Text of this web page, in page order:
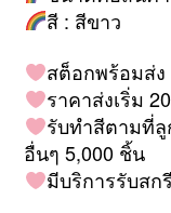
สี : สีขาว
สต็อกพร้อมส่ง
ราคาส่งเริ่ม
รับทำสีตามที่
อื่นๆ 5,000 ชิ้น
มีบริการรับสก